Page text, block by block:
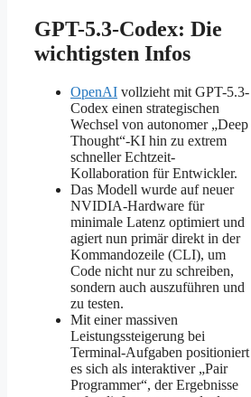
GPT-5.3-Codex: Die
wichtigsten Infos
OpenAI vollzieht mit GPT-5.3-
Codex einen strategischen
Wechsel von autonomer „Deep
Thought“-KI hin zu extrem
schneller Echtzeit-
Kollaboration für Entwickler.
Das Modell wurde auf neuer
NVIDIA-Hardware für
minimale Latenz optimiert und
agiert nun primär direkt in der
Kommandozeile (CLI), um
Code nicht nur zu schreiben,
sondern auch auszuführen und
zu testen.
Mit einer massiven
Leistungssteigerung bei
Terminal-Aufgaben positioniert
es sich als interaktiver „Pair
Programmer“, der Ergebnisse